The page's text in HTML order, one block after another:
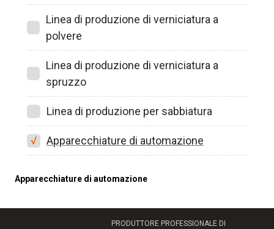
Linea di produzione di verniciatura a
polvere
Linea di produzione di verniciatura a
spruzzo
Linea di produzione per sabbiatura
Apparecchiature di automazione
Apparecchiature di automazione
PRODUTTORE PROFESSIONALE DI